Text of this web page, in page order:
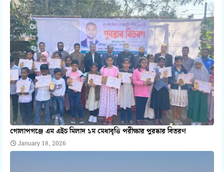
গোলাপগঞ্জে এম এইচ মিলাদ ১ম মেধাবৃত্তি পরীক্ষার পুরষ্কার বিতরণ
January 18, 2026